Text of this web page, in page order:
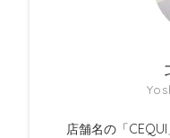
店舗名の「